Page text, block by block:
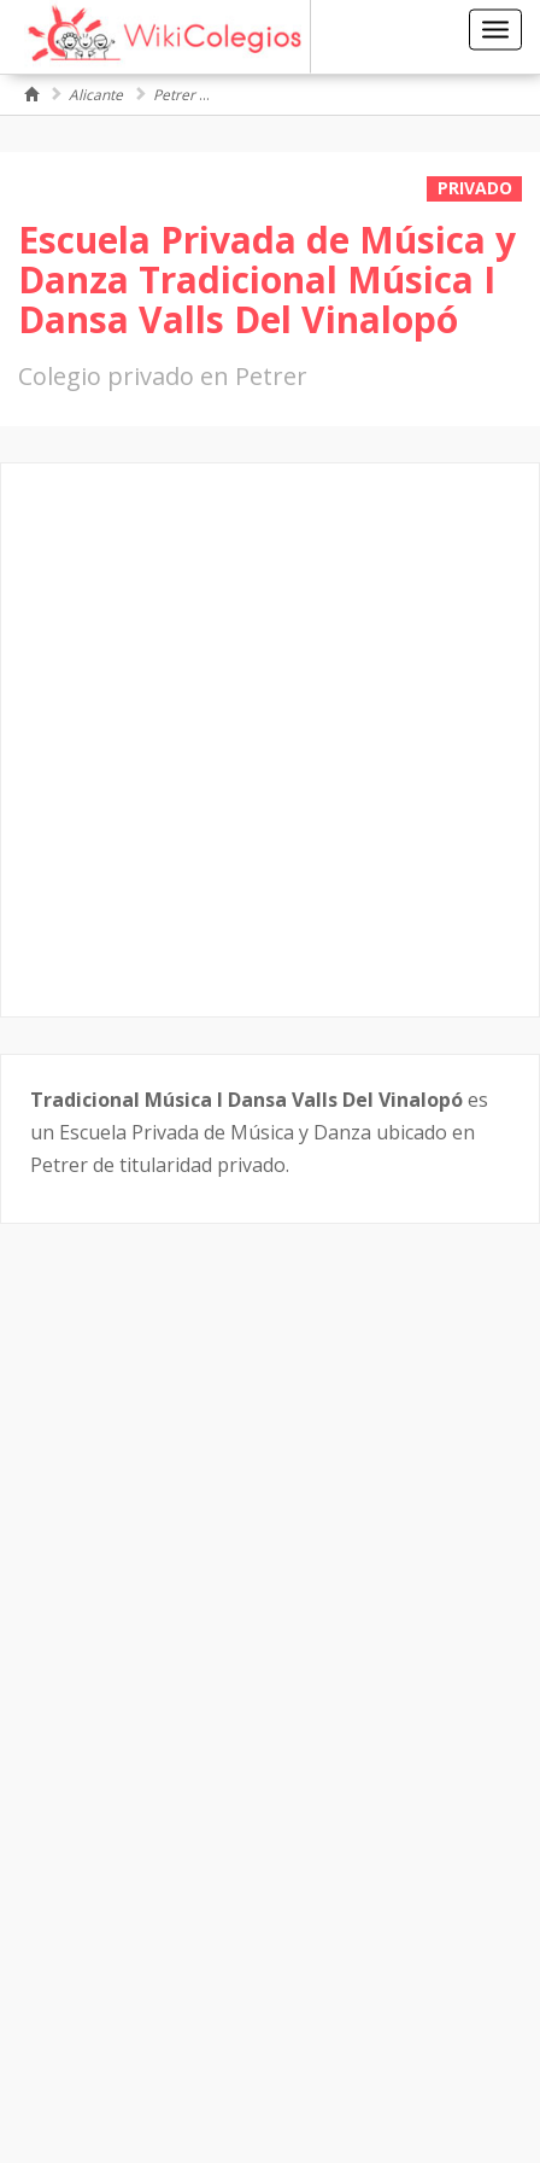
Alicante Petrer
PRIVADO
Escuela Privada de Música y
Danza Tradicional Música I
Dansa Valls Del Vinalopó
Colegio privado en Petrer
Tradicional Música I Dansa Valls Del Vinalopóes
un Escuela Privada de Música y Danza ubicado en
Petrer de titularidad privado.